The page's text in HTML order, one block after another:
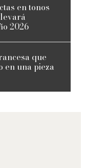
en tonos
2026
que
en una pieza